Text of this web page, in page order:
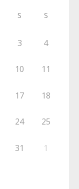
S S
3 4
10 11
17 18
24 25
31 1